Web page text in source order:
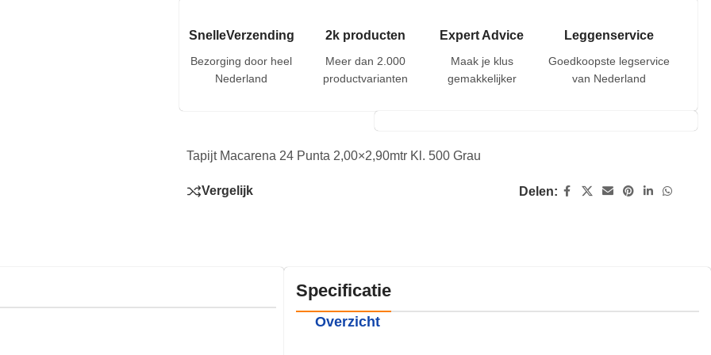
SnelleVerzending
Bezorging door heel
Nederland
2k producten
Meer dan 2.000
productvarianten
Expert Advice
Maak je klus
gemakkelijker
Leggenservice
Goedkoopste legservice
van Nederland
Tapijt Macarena 24 Punta 2,00×2,90mtr Kl. 500 Grau
Vergelijk Delen:
Specificatie
Overzicht